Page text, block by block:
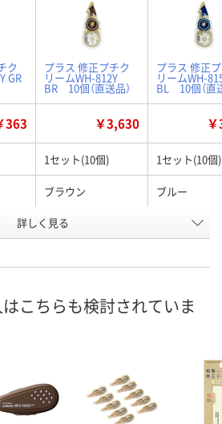
ク
GR
プラス 修正プチク
リームWH-812Y
BR 10個（直送品）
プラス 修正
リームWH-
BL 10個（直
363 ￥3,630
1セット(10個) 1セット(10個)
ブラウン ブルー
BR
カゴへ カ
詳しく見る
こちらも検討されていま